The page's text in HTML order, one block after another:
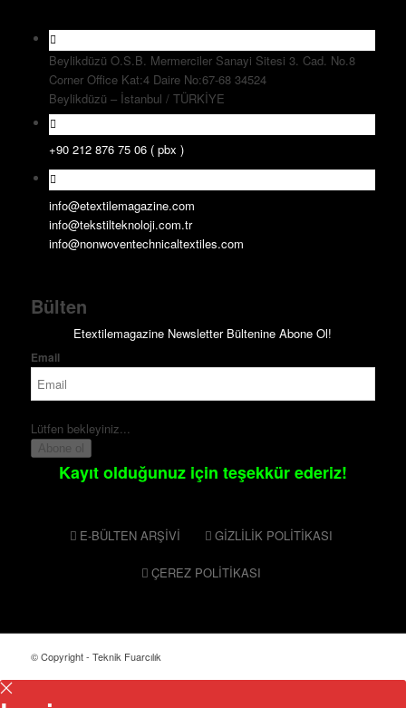
Beylikdüzü O.S.B. Mermerciler Sanayi Sitesi 3. Cad. No.8
Corner Office Kat:4 Daire No:67-68 34524
Beylikdüzü – İstanbul / TÜRKİYE
+90 212 876 75 06 ( pbx )
info@etextilemagazine.com
info@tekstilteknoloji.com.tr
info@nonwoventechnicaltextiles.com
Bülten
Etextilemagazine Newsletter Bültenine Abone Ol!
Email
Lütfen bekleyiniz...
Abone ol
Kayıt olduğunuz için teşekkür ederiz!
E-BÜLTEN ARŞİVİ GİZLİLİK POLİTİKASI
ÇEREZ POLİTİKASI
© Copyright - Teknik Fuarcılık